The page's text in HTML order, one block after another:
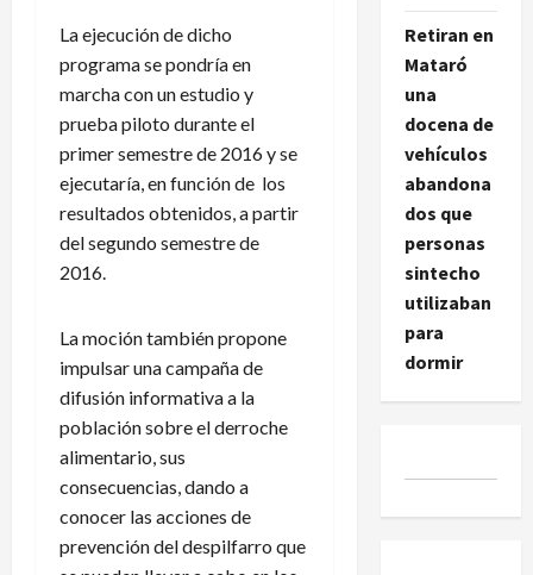
La ejecución de dicho
programa se pondría en
marcha con un estudio y
prueba piloto durante el
primer semestre de 2016 y se
ejecutaría, en función de los
resultados obtenidos, a partir
del segundo semestre de
2016.
La moción también propone
impulsar una campaña de
difusión informativa a la
población sobre el derroche
alimentario, sus
consecuencias, dando a
conocer las acciones de
prevención del despilfarro que
Retiran en
Mataró
una
docena de
vehículos
abandona
dos que
personas
sintecho
utilizaban
para
dormir